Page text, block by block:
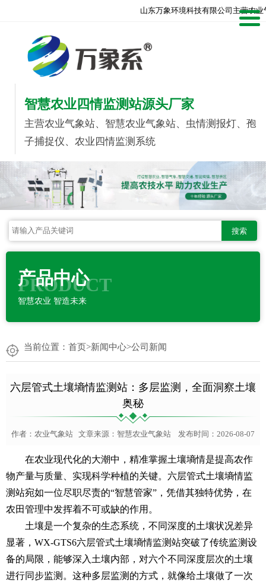
山东万象环境科技有限公司主营农
智慧农业四情监测站源头厂家
主营农业气象站、智慧农业气象站、虫情测报灯、孢
子捕捉仪、农业四情监测系统
搜索
产品中心
PRODUCT
智慧农业 智造未来
当前位置： 首页>新闻中心>公司新闻
六层管式土壤墒情监测站：多层监测，全面洞察土壤
奥秘
作者： 农业气象站 文章来源： 智慧农业气象站 发布时间：2026-08-07
在农业现代化的大潮中，精准掌握土壤墒情是提高农作
物产量与质量、实现科学种植的关键。六层管式土壤墒情监
测站宛如一位尽职尽责的“智慧管家”，凭借其独特优势，在
农田管理中发挥着不可或缺的作用。
土壤是一个复杂的生态系统，不同深度的土壤状况差异
显著，WX-GTS6六层管式土壤墒情监测站突破了传统监测设
备的局限，能够深入土壤内部，对六个不同深度层次的土壤
进行同步监测。这种多层监测的方式，就像给土壤做了一次